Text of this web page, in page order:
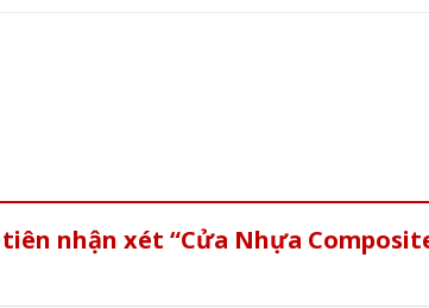
nhận xét “Cửa Nhựa Composite